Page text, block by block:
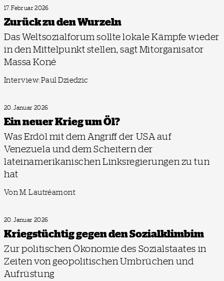
17. Februar 2026
Zurück zu den Wurzeln
Das Weltsozialforum sollte lokale Kämpfe wieder
in den Mittelpunkt stellen, sagt Mitorganisator
Massa Koné
Interview: Paul Dziedzic
20. Januar 2026
Ein neuer Krieg um Öl?
Was Erdöl mit dem Angriff der USA auf
Venezuela und dem Scheitern der
lateinamerikanischen Linksregierungen zu tun
hat
Von M. Lautréamont
20. Januar 2026
Kriegstüchtig gegen den Sozial­klimbim
Zur politischen Ökonomie des Sozialstaates in
Zeiten von geopolitischen Umbrüchen und
Aufrüstung